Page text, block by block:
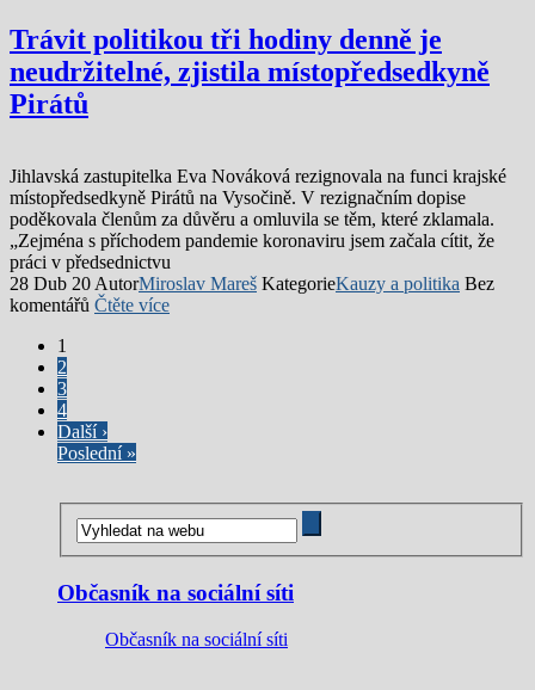
Trávit politikou tři hodiny denně je
neudržitelné, zjistila místopředsedkyně
Pirátů
Jihlavská zastupitelka Eva Nováková rezignovala na funci krajské
místopředsedkyně Pirátů na Vysočině. V rezignačním dopise
poděkovala členům za důvěru a omluvila se těm, které zklamala.
„Zejména s příchodem pandemie koronaviru jsem začala cítit, že
práci v předsednictvu
28 Dub 20 AutorMiroslav Mareš KategorieKauzy a politika Bez
komentářů Čtěte více
1
2
3
4
Další ›
Poslední »
Občasník na sociální síti
Občasník na sociální síti